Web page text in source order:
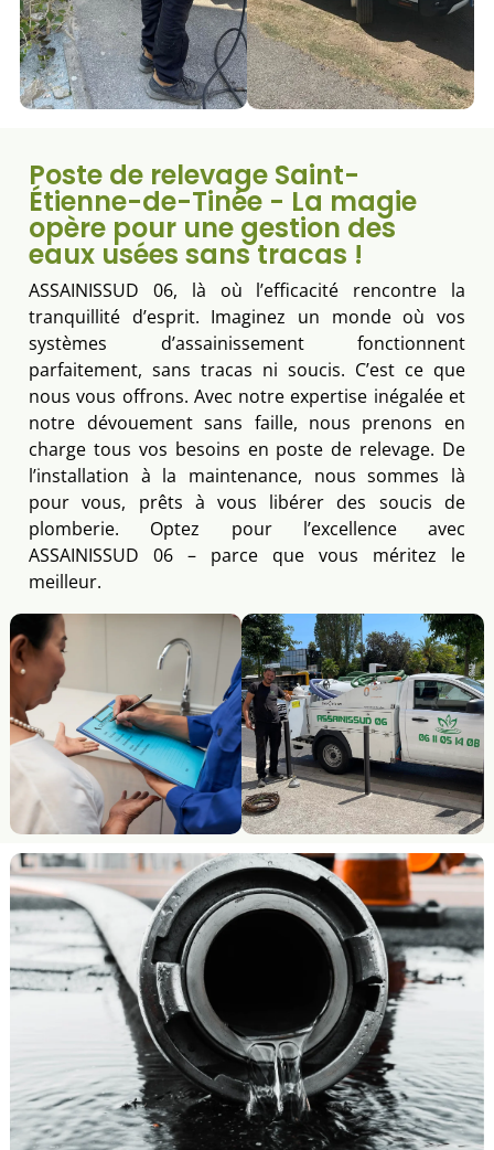
Poste de relevage Saint-
Étienne-de-Tinée - La magie
opère pour une gestion des
eaux usées sans tracas !
ASSAINISSUD 06, là où l’efficacité rencontre la
tranquillité d’esprit. Imaginez un monde où vos
systèmes d’assainissement fonctionnent
parfaitement, sans tracas ni soucis. C’est ce que
nous vous offrons. Avec notre expertise inégalée et
notre dévouement sans faille, nous prenons en
charge tous vos besoins en poste de relevage. De
l’installation à la maintenance, nous sommes là
pour vous, prêts à vous libérer des soucis de
plomberie. Optez pour l’excellence avec
ASSAINISSUD 06 – parce que vous méritez le
meilleur.